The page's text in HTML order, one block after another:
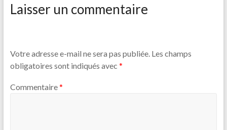
Laisser un commentaire
Votre adresse e-mail ne sera pas publiée. Les champs
obligatoires sont indiqués avec *
Commentaire*